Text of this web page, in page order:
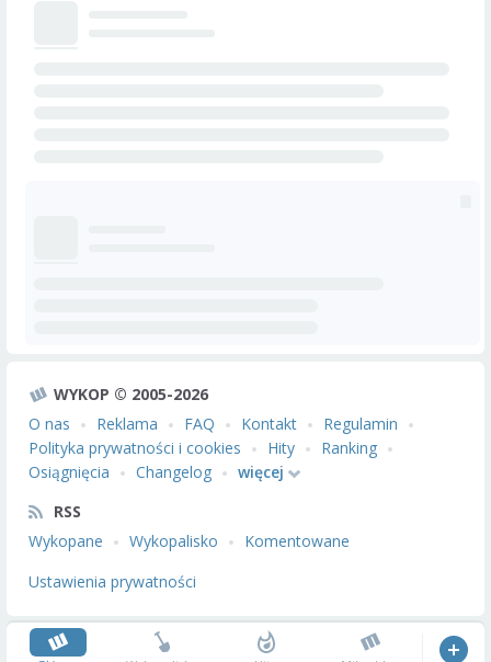
WYKOP © 2005-2026
O nas
Reklama FAQ Kontakt
Regulamin
Polityka prywatności i cookies
Hity
Ranking
Osiągnięcia
Changelog
więcej
RSS
Wykopane
Wykopalisko
Komentowane
Ustawienia prywatności